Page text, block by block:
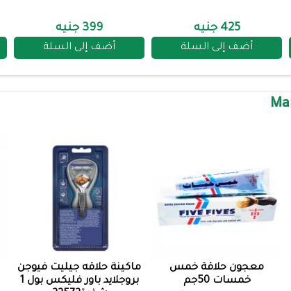
425 جنيه
أضف إلى السلة
399 جنيه
أضف إلى السلة
معجون حلاقة خمس
خمسات 50جم
ماكينة حلاقه جيليت فيوجن
بروجلايد باور فليكس بول 1